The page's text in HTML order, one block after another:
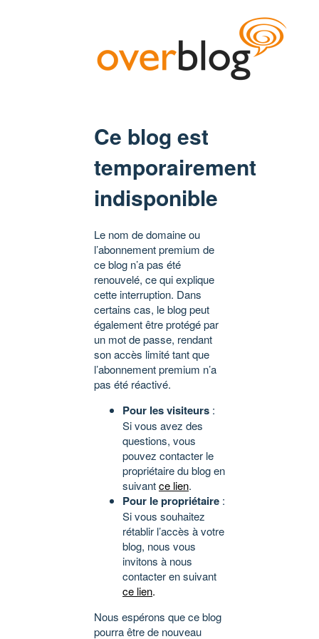
Ce blog est
temporairement
indisponible
Le nom de domaine ou
l’abonnement premium de
ce blog n’a pas été
renouvelé, ce qui explique
cette interruption. Dans
certains cas, le blog peut
également être protégé par
un mot de passe, rendant
son accès limité tant que
l’abonnement premium n’a
pas été réactivé.
Pour les visiteurs :
Si vous avez des
questions, vous
pouvez contacter le
propriétaire du blog en
suivantce lien.
Pour le propriétaire :
Si vous souhaitez
rétablir l’accès à votre
blog, nous vous
invitons à nous
contacter en suivant
ce lien.
Nous espérons que ce blog
pourra être de nouveau